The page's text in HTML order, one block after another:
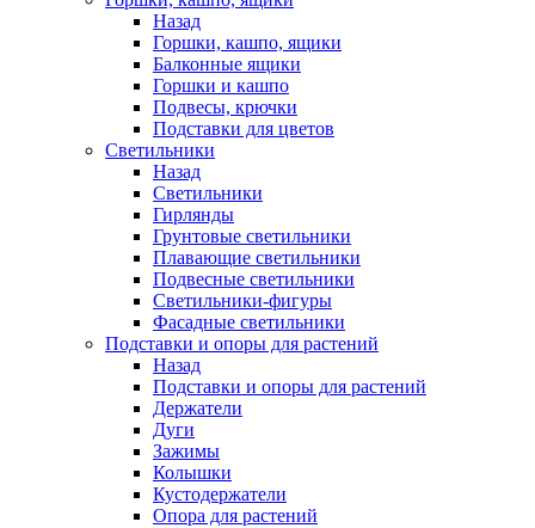
Назад
Горшки, кашпо, ящики
Балконные ящики
Горшки и кашпо
Подвесы, крючки
Подставки для цветов
Светильники
Назад
Светильники
Гирлянды
Грунтовые светильники
Плавающие светильники
Подвесные светильники
Светильники-фигуры
Фасадные светильники
Подставки и опоры для растений
Назад
Подставки и опоры для растений
Держатели
Дуги
Зажимы
Колышки
Кустодержатели
Опора для растений